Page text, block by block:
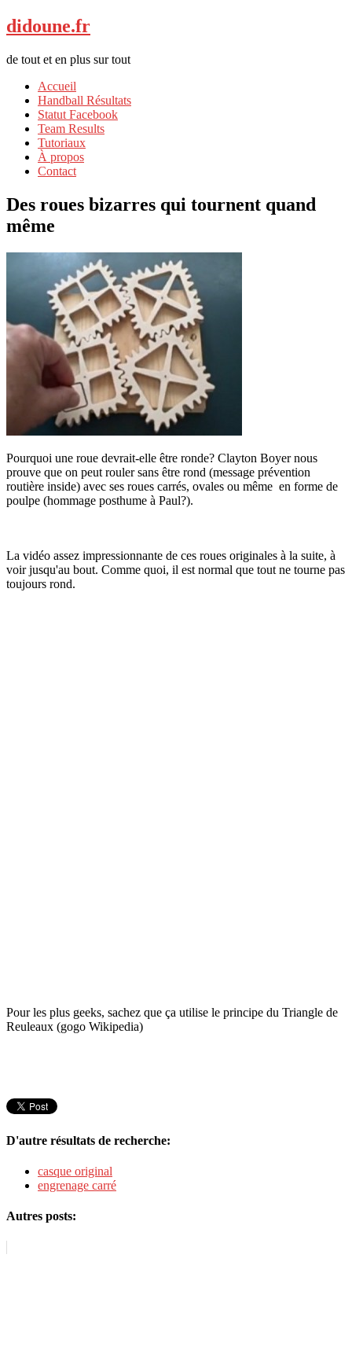
didoune.fr
de tout et en plus sur tout
Accueil
Handball Résultats
Statut Facebook
Team Results
Tutoriaux
À propos
Contact
Des roues bizarres qui tournent quand
même
Pourquoi une roue devrait-elle être ronde? Clayton Boyer nous
prouve que on peut rouler sans être rond (message prévention
routière inside) avec ses roues carrés, ovales ou même en forme de
poulpe (hommage posthume à Paul?).
La vidéo assez impressionnante de ces roues originales à la suite, à
voir jusqu'au bout. Comme quoi, il est normal que tout ne tourne pas
toujours rond.
Pour les plus geeks, sachez que ça utilise le principe du Triangle de
Reuleaux (gogo Wikipedia)
D'autre résultats de recherche:
casque original
engrenage carré
Autres posts: